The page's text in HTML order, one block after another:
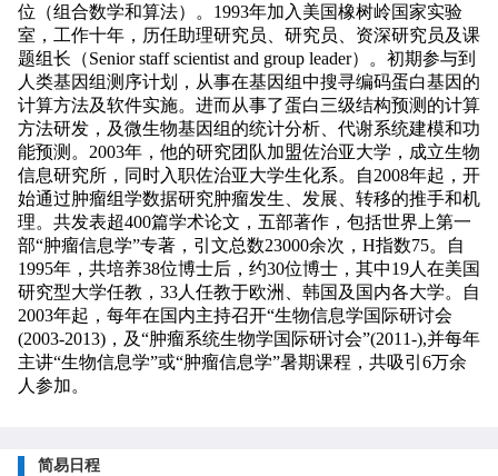
位（组合数学和算法）。1993年加入美国橡树岭国家实验
室，工作十年，历任助理研究员、研究员、资深研究员及课
题组长（Senior staff scientist and group leader）。初期参与到
人类基因组测序计划，从事在基因组中搜寻编码蛋白基因的
计算方法及软件实施。进而从事了蛋白三级结构预测的计算
方法研发，及微生物基因组的统计分析、代谢系统建模和功
能预测。2003年，他的研究团队加盟佐治亚大学，成立生物
信息研究所，同时入职佐治亚大学生化系。自2008年起，开
始通过肿瘤组学数据研究肿瘤发生、发展、转移的推手和机
理。共发表超400篇学术论文，五部著作，包括世界上第一
部“肿瘤信息学”专著，引文总数23000余次，H指数75。自
1995年，共培养38位博士后，约30位博士，其中19人在美国
研究型大学任教，33人任教于欧洲
韩国及国内各大学。自
2003年起，每年在国内主持召开“生物信息学国际研讨会
(2003-2013)，及“肿瘤系统生物学国际研讨会”(2011-),并每年
主讲“生物信息学”或“肿瘤信息学”暑期课程，共吸引6万余
人参加。
简易日程